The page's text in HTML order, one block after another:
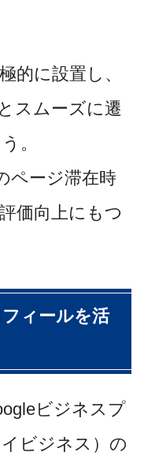
的に設置し、
スムーズに遷
。
ページ滞在時
価向上にもつ
ィールを活
ビジネスプ
ビジネス）の